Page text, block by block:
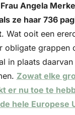
Angela
ze haar 736
. Wat ooit een
obligate grappen
in plaats
Zowat elke
er nu toe te
hele Europese